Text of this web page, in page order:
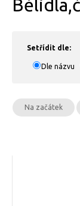
Setřídit dle:
Dle názvu
Na začátek